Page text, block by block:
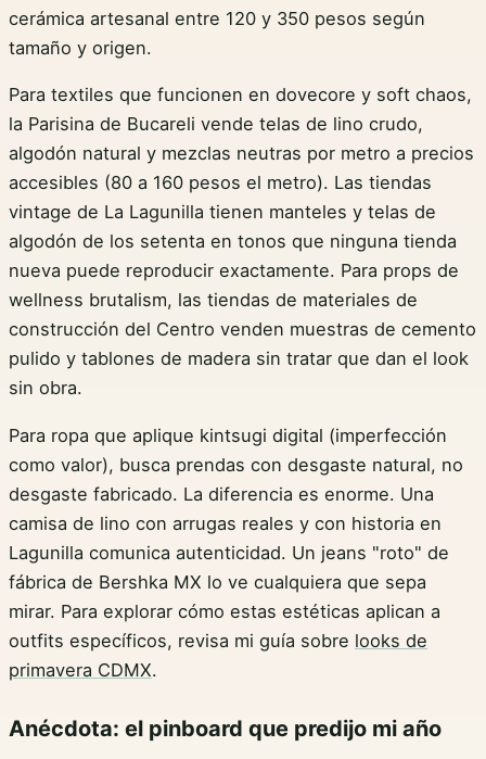
cerámica artesanal entre 120 y 350 pesos según
tamaño y origen.
Para textiles que funcionen en dovecore y soft chaos,
la Parisina de Bucareli vende telas de lino crudo,
algodón natural y mezclas neutras por metro a precios
accesibles (80 a 160 pesos el metro). Las tiendas
vintage de La Lagunilla tienen manteles y telas de
algodón de los setenta en tonos que ninguna tienda
nueva puede reproducir exactamente. Para props de
wellness brutalism, las tiendas de materiales de
construcción del Centro venden muestras de cemento
pulido y tablones de madera sin tratar que dan el look
sin obra.
Para ropa que aplique kintsugi digital (imperfección
como valor), busca prendas con desgaste natural, no
desgaste fabricado. La diferencia es enorme. Una
camisa de lino con arrugas reales y con historia en
Lagunilla comunica autenticidad. Un jeans "roto" de
fábrica de Bershka MX lo ve cualquiera que sepa
mirar. Para explorar cómo estas estéticas aplican a
outfits específicos, revisa mi guía sobre looks de
primavera CDMX.
Anécdota: el pinboard que predijo mi año